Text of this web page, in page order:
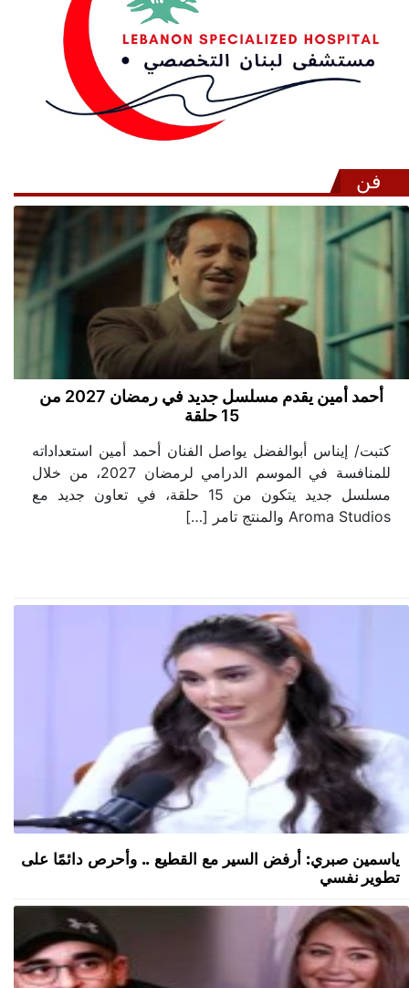
فن
أحمد أمين يقدم مسلسل جديد في رمضان 2027 من
15 حلقة
كتبت/ إيناس أبوالفضل يواصل الفنان أحمد أمين استعداداته
للمنافسة في الموسم الدرامي لرمضان 2027، من خلال
مسلسل جديد يتكون من 15 حلقة، في تعاون جديد مع
Aroma Studios والمنتج تامر […]
ياسمين صبري: أرفض السير مع القطيع .. وأحرص دائمًا على
تطوير نفسي